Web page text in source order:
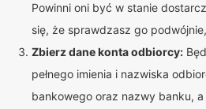
Powinni oni być w stanie
się, że sprawdzasz go
Zbierz dane konta odbiorcy:
pełnego imienia i nazwiska
bankowego oraz nazwy banku,